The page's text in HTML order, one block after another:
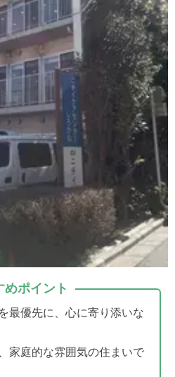
めポイント
最優先に、心に寄り添いな
家庭的な雰囲気の住まいで